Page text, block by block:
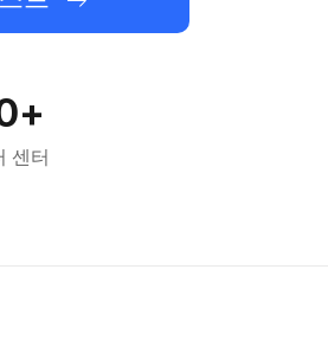
센터